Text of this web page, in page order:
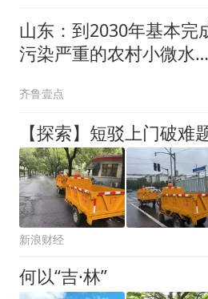
山东：到2030年基本完
污染严重的农村小微水体
齐鲁壹点
新浪财经
何以“吉·林”